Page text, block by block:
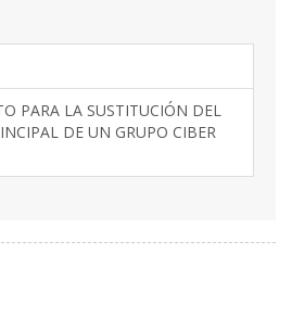
PARA LA SUSTITUCIÓN DEL
DE UN GRUPO CIBER